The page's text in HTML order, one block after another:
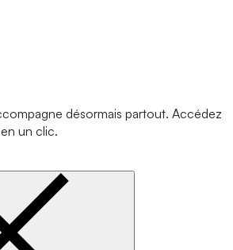
désormais partout. Accédez
un clic.